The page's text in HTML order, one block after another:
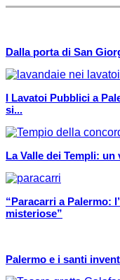
Dalla porta di San
I Lavatoi Pubblici a
si...
La Valle dei Templi:
“Paracarri a Palermo:
misteriose”
Palermo e i santi